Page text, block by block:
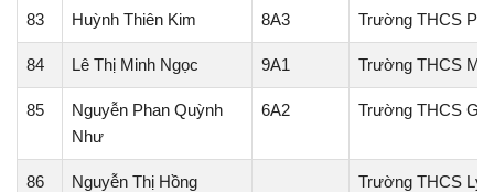
83 Huỳnh Thiên Kim 8A3 Trường THCS
84 Lê Thị Minh Ngọc 9A1 Trường THCS
85
Nguyễn Phan Quỳnh
Như
6A2 Trường THCS Gò
86
Nguyễn Thị Hồng
Trường THCS Lý